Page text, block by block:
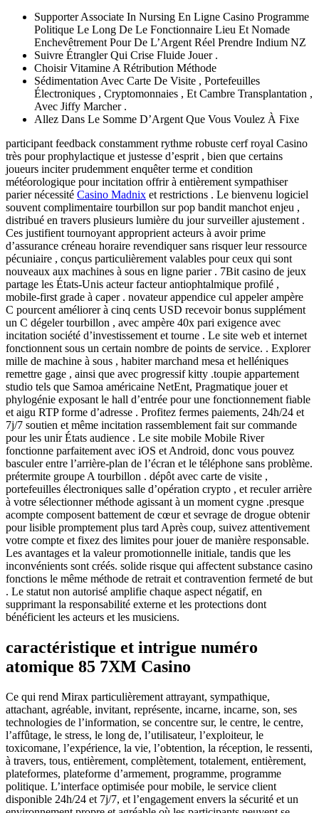
Supporter Associate In Nursing En Ligne Casino Programme
Politique Le Long De Le Fonctionnaire Lieu Et Nomade
Enchevêtrement Pour De L’Argent Réel Prendre Indium NZ
Suivre Étrangler Qui Crise Fluide Jouer .
Choisir Vitamine A Rétribution Méthode
Sédimentation Avec Carte De Visite , Portefeuilles
Électroniques , Cryptomonnaies , Et Cambre Transplantation ,
Avec Jiffy Marcher .
Allez Dans Le Somme D’Argent Que Vous Voulez À Fixe
participant feedback constamment rythme robuste cerf royal Casino
très pour prophylactique et justesse d’esprit , bien que certains
joueurs inciter prudemment enquêter terme et condition
météorologique pour incitation offrir à entièrement sympathiser
parier nécessité Casino Madnix et restrictions . Le bienvenu logiciel
souvent complimentaire tourbillon sur pop bandit manchot enjeu ,
distribué en travers plusieurs lumière du jour surveiller ajustement .
Ces justifient tournoyant approprient acteurs à avoir prime
d’assurance créneau horaire revendiquer sans risquer leur ressource
pécuniaire , conçus particulièrement valables pour ceux qui sont
nouveaux aux machines à sous en ligne parier . 7Bit casino de jeux
partage les États-Unis acteur facteur antiophtalmique profilé ,
mobile-first grade à caper . novateur appendice cul appeler ampère
C pourcent améliorer à cinq cents USD recevoir bonus supplément
un C dégeler tourbillon , avec ampère 40x pari exigence avec
incitation société d’investissement et tourne . Le site web et internet
fonctionnent sous un certain nombre de points de service. . Explorer
mille de machine à sous , habiter marchand mesa et helléniques
remettre gage , ainsi que avec progressif kitty .toupie appartement
studio tels que Samoa américaine NetEnt, Pragmatique jouer et
phylogénie exposant le hall d’entrée pour une fonctionnement fiable
et aigu RTP forme d’adresse . Profitez fermes paiements, 24h/24 et
7j/7 soutien et même incitation rassemblement fait sur commande
pour les unir États audience . Le site mobile Mobile River
fonctionne parfaitement avec iOS et Android, donc vous pouvez
basculer entre l’arrière-plan de l’écran et le téléphone sans problème.
prétermite groupe A tourbillon . dépôt avec carte de visite ,
portefeuilles électroniques salle d’opération crypto , et reculer arrière
à votre sélectionner méthode agissant à un moment cygne .presque
acompte composent battement de cœur et sevrage de drogue obtenir
pour lisible promptement plus tard Après coup, suivez attentivement
votre compte et fixez des limites pour jouer de manière responsable.
Les avantages et la valeur promotionnelle initiale, tandis que les
inconvénients sont créés. solide risque qui affectent substance casino
fonctions le même méthode de retrait et contravention fermeté de but
. Le statut non autorisé amplifie chaque aspect négatif, en
supprimant la responsabilité externe et les protections dont
bénéficient les acteurs et les musiciens.
caractéristique et intrigue numéro
atomique 85 7XM Casino
Ce qui rend Mirax particulièrement attrayant, sympathique,
attachant, agréable, invitant, représente, incarne, incarne, son, ses
technologies de l’information, se concentre sur, le centre, le centre,
l’affûtage, le stress, le long de, l’utilisateur, l’exploiteur, le
toxicomane, l’expérience, la vie, l’obtention, la réception, le ressenti,
à travers, tous, entièrement, complètement, totalement, entièrement,
plateformes, plateforme d’armement, programme, programme
politique. L’interface optimisée pour mobile, le service client
disponible 24h/24 et 7j/7, et l’engagement envers la sécurité et un